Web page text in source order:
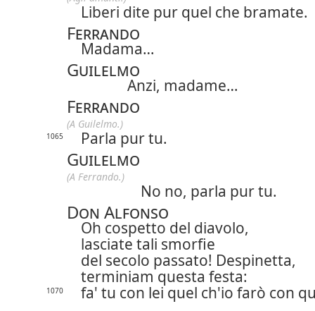
Liberi dite pur quel che bramate.
Ferrando
Madama…
Guilelmo
Anzi, madame…
Ferrando
(A Guilelmo.)
1065 Parla pur tu.
Guilelmo
(A Ferrando.)
No no, parla pur tu.
Don Alfonso
Oh cospetto del diavolo,
lasciate tali smorfie
del secolo passato! Despinetta,
terminiam questa festa:
1070 fa' tu con lei quel ch'io farò con